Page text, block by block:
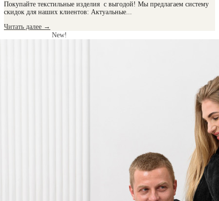
Покупайте текстильные изделия с выгодой! Мы предлагаем систему
скидок для наших клиентов: Актуальные...
Читать далее →
New!